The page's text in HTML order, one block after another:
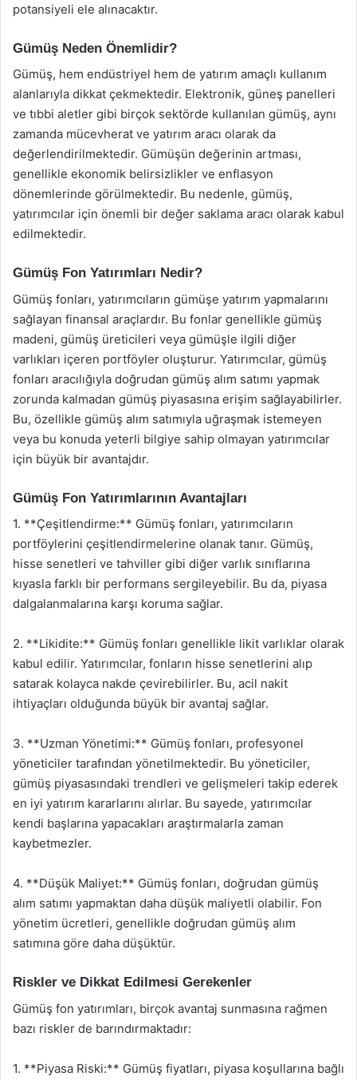
potansiyeli ele alınacaktır.
Gümüş Neden Önemlidir?
Gümüş, hem endüstriyel hem de yatırım amaçlı kullanım
alanlarıyla dikkat çekmektedir. Elektronik, güneş panelleri
ve tıbbi aletler gibi birçok sektörde kullanılan gümüş, aynı
zamanda mücevherat ve yatırım aracı olarak da
değerlendirilmektedir. Gümüşün değerinin artması,
genellikle ekonomik belirsizlikler ve enflasyon
dönemlerinde görülmektedir. Bu nedenle, gümüş,
yatırımcılar için önemli bir değer saklama aracı olarak kabul
edilmektedir.
Gümüş Fon Yatırımları Nedir?
Gümüş fonları, yatırımcıların gümüşe yatırım yapmalarını
sağlayan finansal araçlardır. Bu fonlar genellikle gümüş
madeni, gümüş üreticileri veya gümüşle ilgili diğer
varlıkları içeren portföyler oluşturur. Yatırımcılar, gümüş
fonları aracılığıyla doğrudan gümüş alım satımı yapmak
zorunda kalmadan gümüş piyasasına erişim sağlayabilirler.
Bu, özellikle gümüş alım satımıyla uğraşmak istemeyen
veya bu konuda yeterli bilgiye sahip olmayan yatırımcılar
için büyük bir avantajdır.
Gümüş Fon Yatırımlarının Avantajları
1. **Çeşitlendirme:** Gümüş fonları, yatırımcıların
portföylerini çeşitlendirmelerine olanak tanır. Gümüş,
hisse senetleri ve tahviller gibi diğer varlık sınıflarına
kıyasla farklı bir performans sergileyebilir. Bu da, piyasa
dalgalanmalarına karşı koruma sağlar.
2. **Likidite:** Gümüş fonları genellikle likit varlıklar olarak
kabul edilir. Yatırımcılar, fonların hisse senetlerini alıp
satarak kolayca nakde çevirebilirler. Bu, acil nakit
ihtiyaçları olduğunda büyük bir avantaj sağlar.
3. **Uzman Yönetimi:** Gümüş fonları, profesyonel
yöneticiler tarafından yönetilmektedir. Bu yöneticiler,
gümüş piyasasındaki trendleri ve gelişmeleri takip ederek
en iyi yatırım kararlarını alırlar. Bu sayede, yatırımcılar
kendi başlarına yapacakları araştırmalarla zaman
kaybetmezler.
4. **Düşük Maliyet:** Gümüş fonları, doğrudan gümüş
alım satımı yapmaktan daha düşük maliyetli olabilir. Fon
yönetim ücretleri, genellikle doğrudan gümüş alım
satımına göre daha düşüktür.
Riskler ve Dikkat Edilmesi Gerekenler
Gümüş fon yatırımları, birçok avantaj sunmasına rağmen
bazı riskler de barındırmaktadır:
1. **Piyasa Riski:** Gümüş fiyatları, piyasa koşullarına bağlı